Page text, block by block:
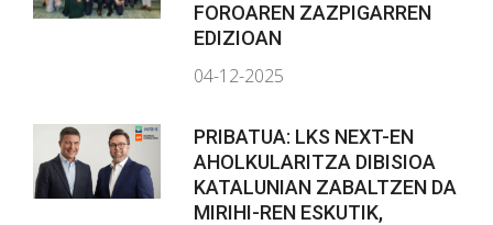
FOROAREN ZAZPIGARREN
EDIZIOAN
04-12-2025
PRIBATUA: LKS NEXT-EN
AHOLKULARITZA DIBISIOA
KATALUNIAN ZABALTZEN DA
MIRIHI-REN ESKUTIK,